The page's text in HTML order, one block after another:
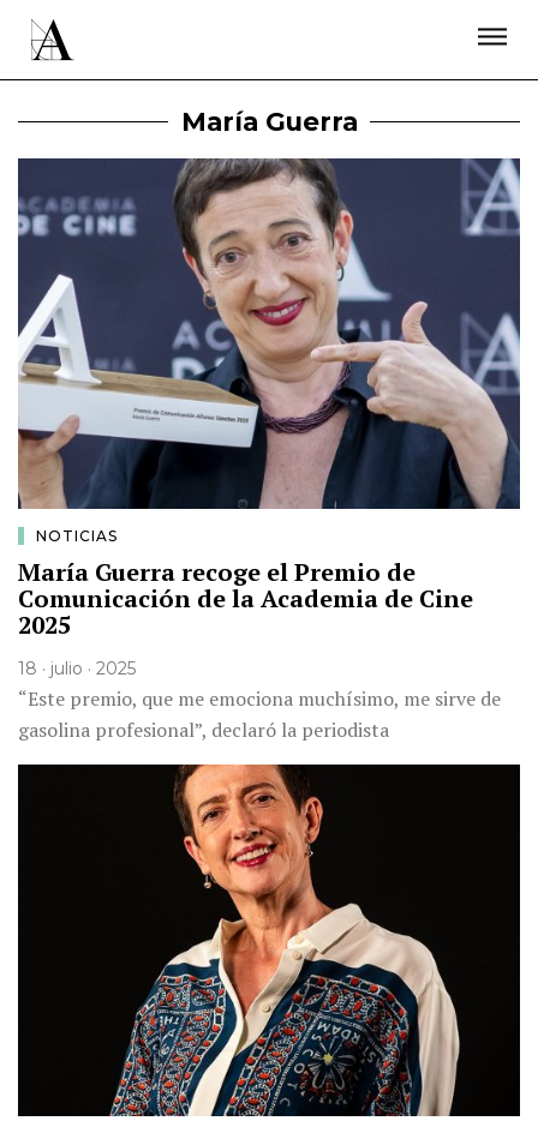
María Guerra
NOTICIAS
María Guerra recoge el Premio de
Comunicación de la Academia de Cine
2025
18 · julio · 2025
“Este premio, que me emociona muchísimo, me sirve de
gasolina profesional”, declaró la periodista
ÚNETE A LA ACADEMIA DE CINE
NEWSLETTER